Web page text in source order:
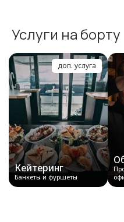
Услуги на борту
доп. услуга
Кейтеринг
Банкеты и фуршеты